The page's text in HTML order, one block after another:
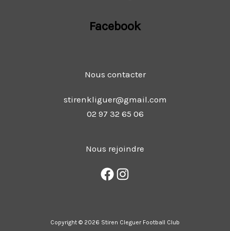
Facebook
Nous contacter
stirenkliguer@gmail.com
02 97 32 65 06
Nous rejoindre
Copyright © 2026 Stiren Cleguer Football Club